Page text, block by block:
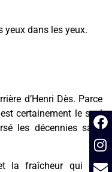
yeux dans les yeux.
d’Henri Dès. Parce
certainement le seul
les décennies sans
la fraîcheur qui ont